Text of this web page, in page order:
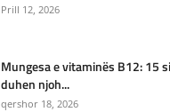
Prill 12, 2026
Mungesa e vitaminës B12: 15
duhen njoh...
qershor 18, 2026